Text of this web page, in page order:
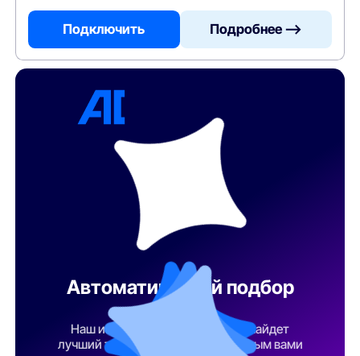
Подключить Подробнее —>
Автоматический подбор
тарифа
Наш искусственный интеллект найдет
лучший тарифный план по указанным вами